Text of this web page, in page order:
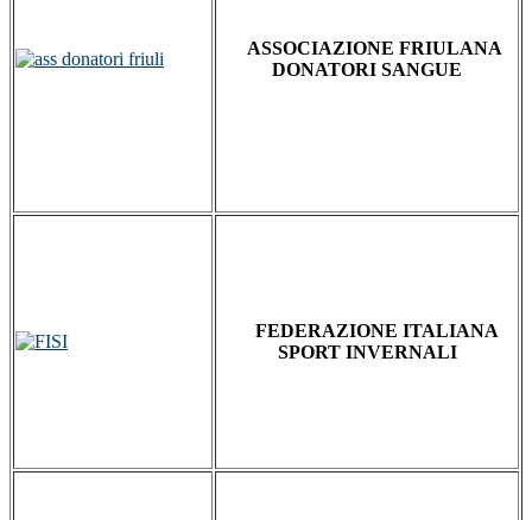
ASSOCIAZIONE FRIULANA
DONATORI SANGUE
FEDERAZIONE ITALIANA
SPORT INVERNALI